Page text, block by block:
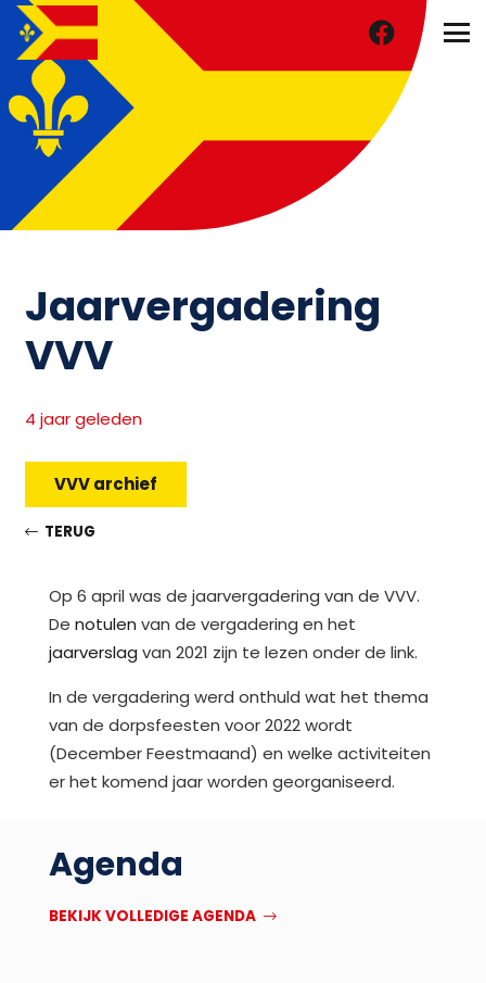
Jaarvergadering
VVV
4 jaar geleden
VVV archief
TERUG
Op 6 april was de jaarvergadering van de VVV.
De notulen van de vergadering en het
jaarverslag van 2021 zijn te lezen onder de link.
In de vergadering werd onthuld wat het thema
van de dorpsfeesten voor 2022 wordt
(December Feestmaand) en welke activiteiten
er het komend jaar worden georganiseerd.
Agenda
BEKIJK VOLLEDIGE AGENDA